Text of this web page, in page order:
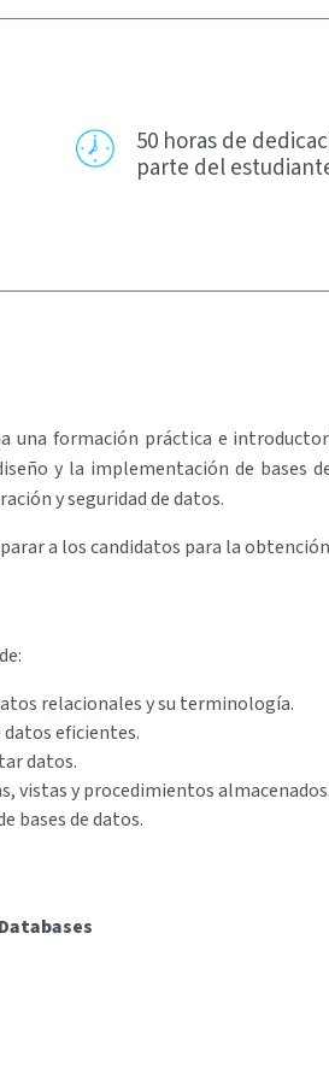
50 horas de
parte del
una formación práctica e
y la implementación de bases
y seguridad de datos.
a los candidatos para la
relacionales y su terminología.
eficientes.
datos.
vistas y procedimientos almacenados.
bases de datos.